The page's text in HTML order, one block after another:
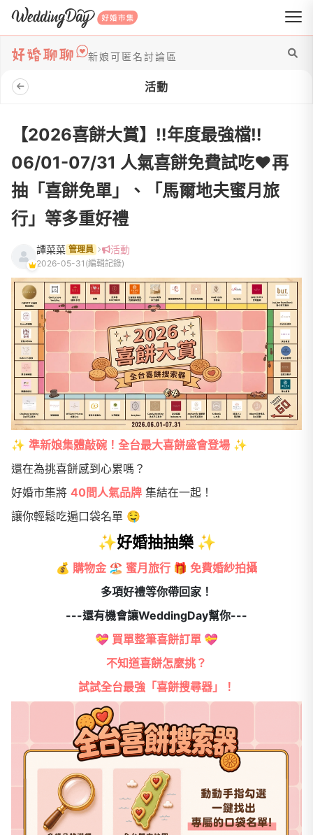
WeddingDay 好婚市集
新娘可匿名討論區
活動
【2026喜餅大賞】‼️年度最強檔‼️
06/01-07/31 人氣喜餅免費試吃♥️再
抽「喜餅免單」、「馬爾地夫蜜月旅
行」等多重好禮
譚菜菜 管理員 活動
2026-05-31 (編輯記錄)
✨ 準新娘集體敲碗！全台最大喜餅盛會登場 ✨
還在為挑喜餅感到心累嗎？
好婚市集將 40間人氣品牌 集結在一起！
讓你輕鬆吃遍口袋名單 🤤
✨好婚抽抽樂 ✨
💰 購物金 🏖️ 蜜月旅行 🎁 免費婚紗拍攝
多項好禮等你帶回家！
---還有機會讓WeddingDay幫你---
💝 買單整筆喜餅訂單 💝
不知道喜餅怎麼挑？
試試全台最強「喜餅搜尋器」！